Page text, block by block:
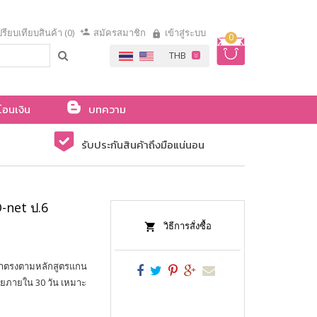
0
รียบเทียบสินค้า (0) สมัครสมาชิก เข้าสู่ระบบ
นเงิน
บทความ
รับประกันสินค้าถึงมือแน่นอน
net ป.6
ตรงตามหลักสูตรแกน
ภายใน 30 วัน เหมาะ
วิธีการสั่งซื้อ